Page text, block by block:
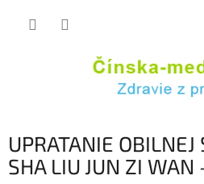
UPRATANIE
SHA LIU JUN ZI